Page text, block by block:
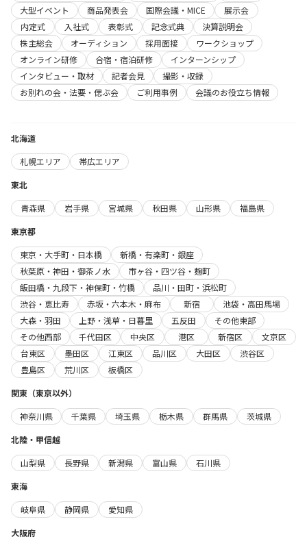
大型イベント
商品発表会 国際会議・MICE
展示会
内定式
入社式 表彰式 記念式典
決算説明会
株主総会
オーディション 採用面接
ワークショップ
オンライン研修
合宿・宿泊研修
インターンシップ
インタビュー・取材
記者会見
撮影・収録
お別れの会・法要・偲ぶ会
ご利用事例 会議のお役立ち情報
北海道
札幌エリア
帯広エリア
東北
青森県
岩手県 宮城県 秋田県 山形県
福島県
東京都
東京・大手町・日本橋
新橋・有楽町・銀座
秋葉原・神田・御茶ノ水
市ヶ谷・四ツ谷・麹町
飯田橋・九段下・神保町・竹橋
品川・田町・浜松町
渋谷・恵比寿
赤坂・六本木・麻布 新宿
池袋・高田馬場
大森・羽田
上野・浅草・日暮里 五反田
その他東部
その他西部
千代田区 中央区 港区 新宿区
文京区
台東区
墨田区 江東区 品川区 大田区
渋谷区
豊島区
荒川区
板橋区
関東（東京以外）
神奈川県
千葉県 埼玉県 栃木県 群馬県
茨城県
北陸・甲信越
山梨県
長野県 新潟県 富山県
石川県
東海
岐阜県
静岡県
愛知県
大阪府